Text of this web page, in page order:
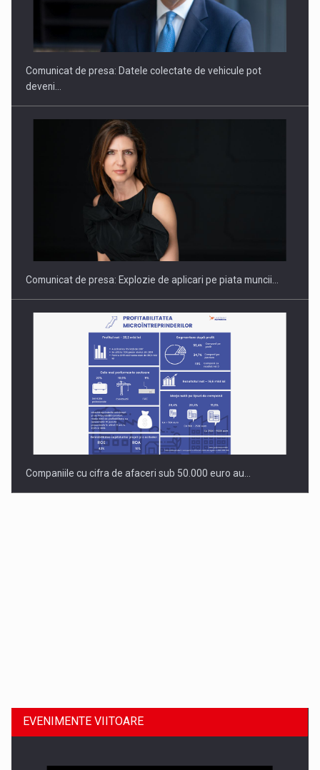
ROOTED IN ROMANIA, BUILT TO DELIVER TECHNOLOGY FOR
PUTTING ROMANIAN CORPORATE COMPANIES ON THE
INTERNATIONAL BUSINESS SCENE
Comunicat de presa: Datele colectate de vehicule pot
deveni…
Comunicat de presa: Explozie de aplicari pe piata muncii…
Companiile cu cifra de afaceri sub 50.000 euro au…
EVENIMENTE VIITOARE